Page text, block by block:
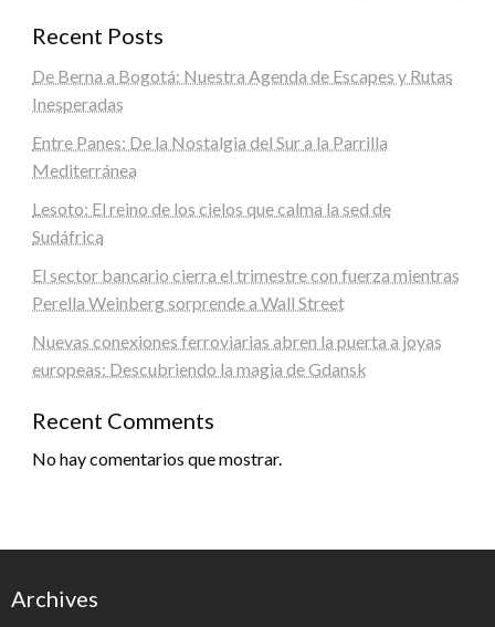
Recent Posts
De Berna a Bogotá: Nuestra Agenda de Escapes y Rutas
Inesperadas
Entre Panes: De la Nostalgia del Sur a la Parrilla
Mediterránea
Lesoto: El reino de los cielos que calma la sed de
Sudáfrica
El sector bancario cierra el trimestre con fuerza mientras
Perella Weinberg sorprende a Wall Street
Nuevas conexiones ferroviarias abren la puerta a joyas
europeas: Descubriendo la magia de Gdansk
Recent Comments
No hay comentarios que mostrar.
Archives